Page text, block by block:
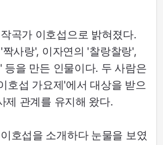
곡가 이호섭으로 밝혀졌다.
사랑', 이자연의 '찰랑찰랑',
등을 만든 인물이다. 두 사람은
호섭 가요제'에서 대상을 받으
제 관계를 유지해 왔다.
호섭을 소개하다 눈물을 보였